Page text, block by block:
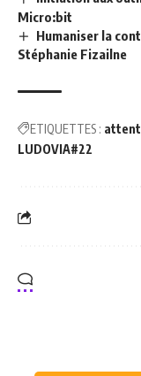
Micro:bit
Humaniser la
Stéphanie Fizailne
ETIQUETTES :
LUDOVIA#22